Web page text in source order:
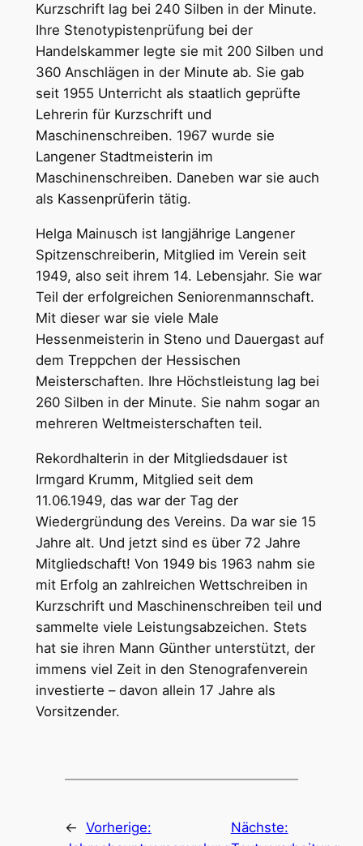
Kurzschrift lag bei 240 Silben in der Minute.
Ihre Stenotypistenprüfung bei der
Handelskammer legte sie mit 200 Silben und
360 Anschlägen in der Minute ab. Sie gab
seit 1955 Unterricht als staatlich geprüfte
Lehrerin für Kurzschrift und
Maschinenschreiben. 1967 wurde sie
Langener Stadtmeisterin im
Maschinenschreiben. Daneben war sie auch
als Kassenprüferin tätig.
Helga Mainusch ist langjährige Langener
Spitzenschreiberin, Mitglied im Verein seit
1949, also seit ihrem 14. Lebensjahr. Sie war
Teil der erfolgreichen Seniorenmannschaft.
Mit dieser war sie viele Male
Hessenmeisterin in Steno und Dauergast auf
dem Treppchen der Hessischen
Meisterschaften. Ihre Höchstleistung lag bei
260 Silben in der Minute. Sie nahm sogar an
mehreren Weltmeisterschaften teil.
Rekordhalterin in der Mitgliedsdauer ist
Irmgard Krumm, Mitglied seit dem
11.06.1949, das war der Tag der
Wiedergründung des Vereins. Da war sie 15
Jahre alt. Und jetzt sind es über 72 Jahre
Mitgliedschaft! Von 1949 bis 1963 nahm sie
mit Erfolg an zahlreichen Wettschreiben in
Kurzschrift und Maschinenschreiben teil und
sammelte viele Leistungsabzeichen. Stets
hat sie ihren Mann Günther unterstützt, der
immens viel Zeit in den Stenografenverein
investierte – davon allein 17 Jahre als
Vorsitzender.
← Vorherige:
Nächste: